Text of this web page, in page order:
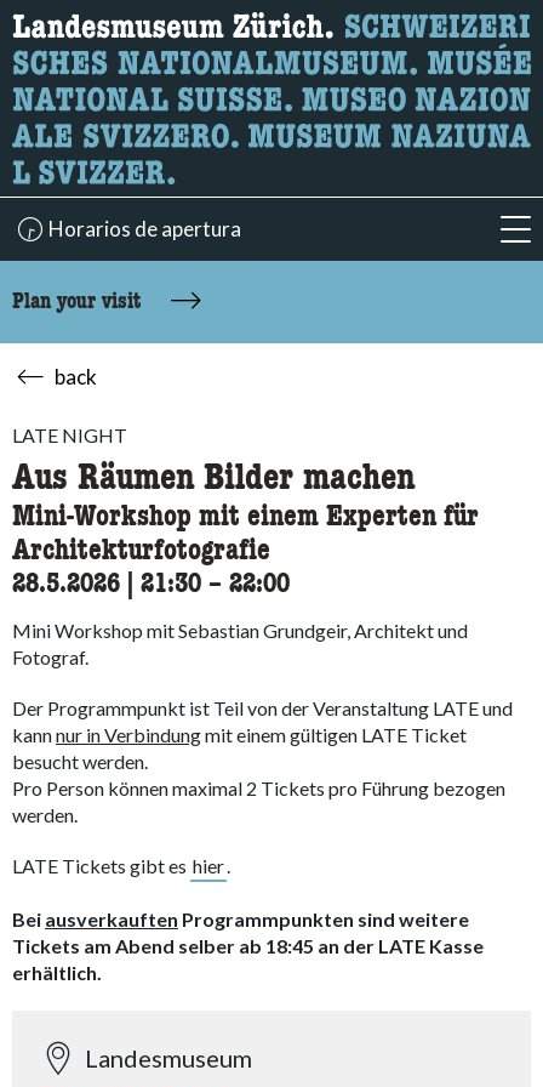
What are you looking for?
Here you can search for content on the page.
Horarios de apertura
Plan your visit
back
LATE NIGHT
Aus Räumen Bilder machen
Mini-Workshop mit einem Experten für
Architekturfotografie
28.5.2026 21:30 accessibility.time_to
– 22:00
Mini Workshop mit Sebastian Grundgeir, Architekt und
Fotograf.
Der Programmpunkt ist Teil von der Veranstaltung LATE und
kannnur in Verbindungmit einem gültigen LATE Ticket
besucht werden.
Pro Person können maximal 2 Tickets pro Führung bezogen
werden.
LATE Tickets gibt es hier.
Bei ausverkauften Programmpunkten sind weitere
Tickets am Abend selber ab 18:45 an der LATE Kasse
erhältlich.
Landesmuseum